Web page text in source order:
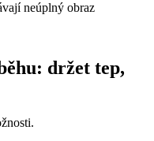
neúplný obraz
držet tep,